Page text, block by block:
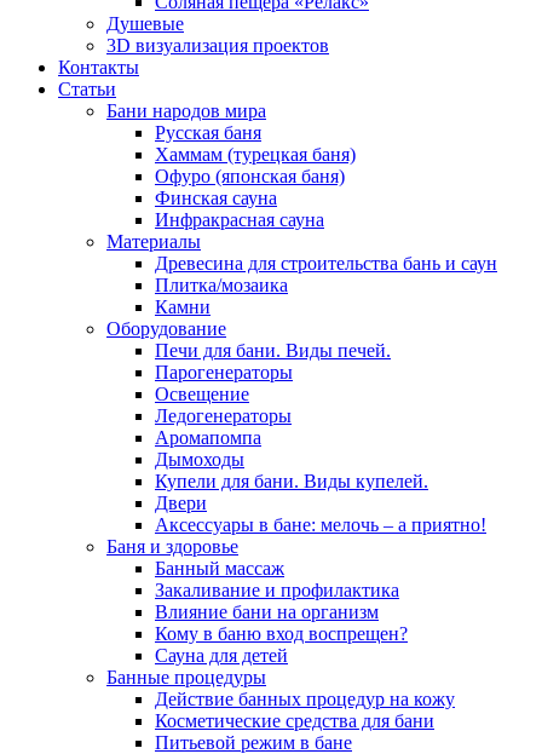
Душевые
3D визуализация проектов
Контакты
Статьи
Бани народов мира
Русская баня
Хаммам (турецкая баня)
Офуро (японская баня)
Финская сауна
Инфракрасная сауна
Материалы
Древесина для строительства бань и саун
Плитка/мозаика
Камни
Оборудование
Печи для бани. Виды печей.
Парогенераторы
Освещение
Ледогенераторы
Аромапомпа
Дымоходы
Купели для бани. Виды купелей.
Двери
Аксессуары в бане: мелочь – а приятно!
Баня и здоровье
Банный массаж
Закаливание и профилактика
Влияние бани на организм
Кому в баню вход воспрещен?
Сауна для детей
Банные процедуры
Действие банных процедур на кожу
Косметические средства для бани
Питьевой режим в бане